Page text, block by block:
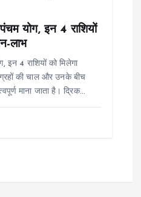
योग, इन 4 राशियों
लाभ
इन 4 राशियों को मिलेगा
की चाल और उनके बीच
माना जाता है। द्रिक…